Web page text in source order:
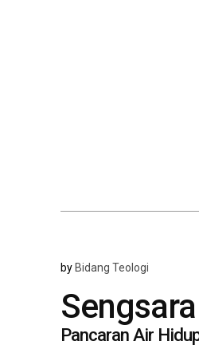
by Bidang Teologi
Pancaran Air